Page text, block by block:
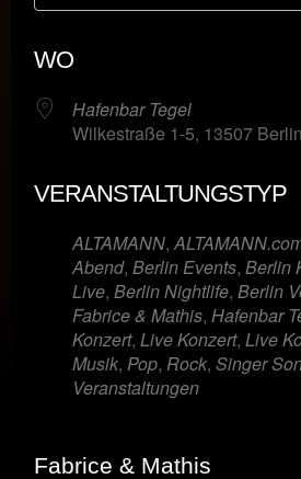
WO
Hafenbar Tegel
Wilkestraße 1-5, 13507 Berlin
VERANSTALTUNGSTYP
ALTAMANN,
Abend, Berlin Events, Berlin
Live, Berlin Nightlife, Berlin
Fabrice & Mathis, Hafenbar
Konzert, Live Konzert, Live
Musik, Pop, Rock, Singer
Veranstaltungen
Fabrice & Mathis